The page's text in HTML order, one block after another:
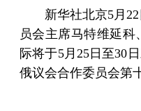
新华社北京5月
员会主席马特维延
际将于5月25日至30
俄议会合作委员会第